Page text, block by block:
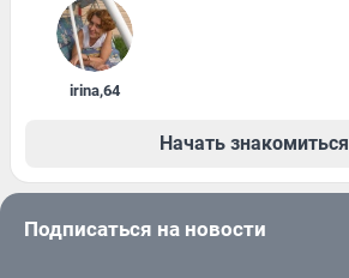
irina,64
Начать знакомиться
Подписаться на новости